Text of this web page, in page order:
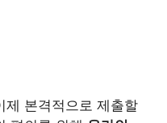
제 본격적으로 제출할